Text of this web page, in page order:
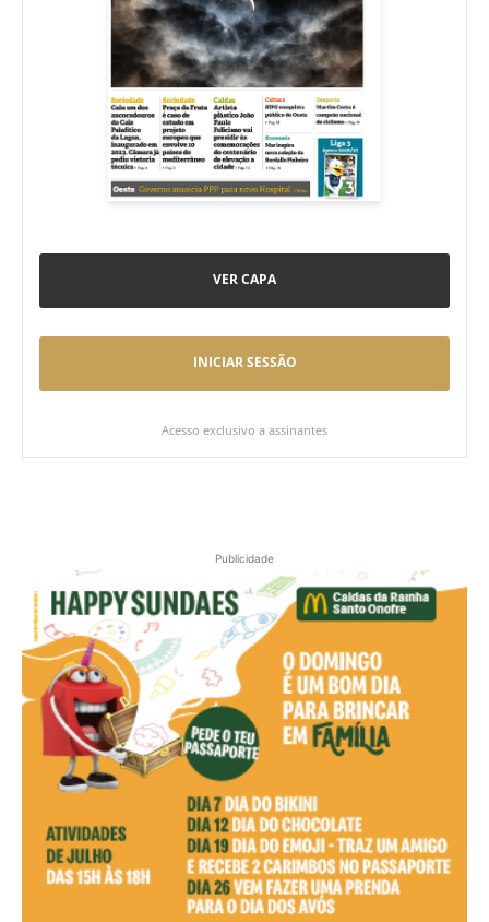
VER CAPA
INICIAR SESSÃO
Acesso exclusivo a assinantes
Publicidade